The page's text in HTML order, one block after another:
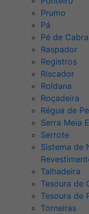
Prumo
Pá
Pé de Cabra
Raspador
Registros
Riscador
Roldana
Roçadeira
Régua de
Serra Meia
Serrote
Sistema de
Talhadeira
Tesoura de
Tesoura de
Torneiras